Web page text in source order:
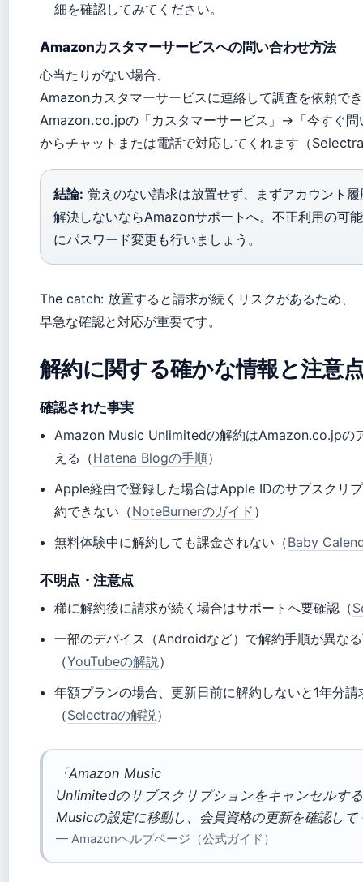
細を確認してみてください。
Amazonカスタマーサービスへの問い合わせ方法
心当たりがない場合、
Amazonカスタマーサービスに連絡して調査を依頼で
Amazon.co.jpの「カスタマーサービス」→「今すぐ問
からチャットまたは電話で対応してくれます（
結論: 覚えのない請求は放置せず、まずアカウント
解決しないならAmazonサポートへ。不正利用の可
にパスワード変更も行いましょう。
The catch: 放置すると請求が続くリスクがあるため、
早急な確認と対応が重要です。
解約に関する確かな情報と注意
確認された事実
Amazon Music Unlimitedの解約はAmazon.co.jpの
える（Hatena Blogの手順）
Apple経由で登録した場合はApple IDのサブスクリ
約できない（NoteBurnerのガイド ）
無料体験中に解約しても課金されない（Baby
不明点・注意点
稀に解約後に請求が続く場合はサポートへ要確認（
一部のデバイス（Androidなど）で解約手順が異な
（YouTubeの解説）
年額プランの場合、更新日前に解約しないと1年分
（Selectraの解説）
「Amazon Music
Unlimitedのサブスクリプションをキャンセルす
Musicの設定に移動し、会員資格の更新を確認し
— Amazonヘルプページ（公式ガイド）